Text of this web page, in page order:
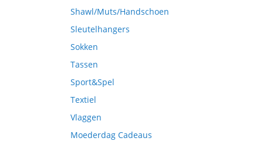
Shawl/Muts/Handschoen
Sleutelhangers
Sokken
Tassen
Sport&Spel
Textiel
Vlaggen
Moederdag Cadeaus